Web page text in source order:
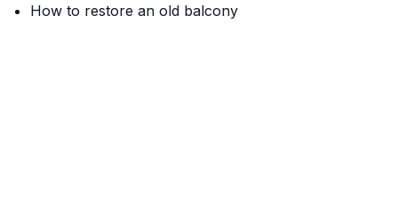
How to restore an old balcony